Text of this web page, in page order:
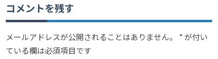
コメントを残す
メールアドレスが公開されることはありません。 *が付い
ている欄は必須項目です